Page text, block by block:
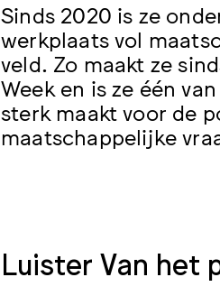
Sinds 2020 is ze
werkplaats vol
veld. Zo maakt ze
Week en is ze één
sterk maakt voor de
maatschappelijke
Luister Van het